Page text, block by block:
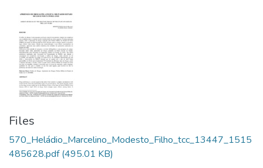
Files
570_Heládio_Marcelino_Modesto_Filho_tcc_13447_1515
485628.pdf(495.01 KB)